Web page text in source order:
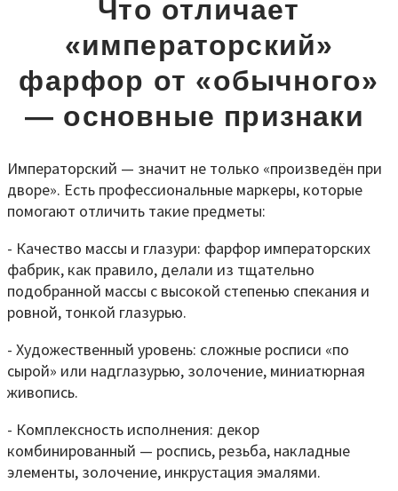
Что отличает
«императорский»
фарфор от «обычного»
— основные признаки
Императорский — значит не только «произведён при
дворе». Есть профессиональные маркеры, которые
помогают отличить такие предметы:
- Качество массы и глазури: фарфор императорских
фабрик, как правило, делали из тщательно
подобранной массы с высокой степенью спекания и
ровной, тонкой глазурью.
- Художественный уровень: сложные росписи «по
сырой» или надглазурью, золочение, миниатюрная
живопись.
- Комплексность исполнения: декор
комбинированный — роспись, резьба, накладные
элементы, золочение, инкрустация эмалями.